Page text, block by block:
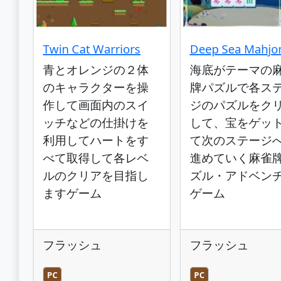
Twin Cat Warriors
青とオレンジの２体
のキャラクターを操
作して画面内のスイ
ッチなどの仕掛けを
利用してハートをす
べて取得して各レベ
ルのクリアを目指し
ますゲーム
フラッシュ
PC
Deep Sea
海底がテーマの
牌パズルで各ス
ジのパズルをク
して、宝をゲッ
て次のステージ
進めていく麻雀
ズル・アドベン
ゲーム
フラッシュ
PC